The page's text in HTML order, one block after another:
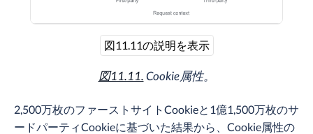
図11.11の説明を表示
図11.11.Cookie属性。
2,500万枚のファーストサイトCookieと1億1,500万枚のサ
ードパーティCookieに基づいた結果から、Cookie属性の